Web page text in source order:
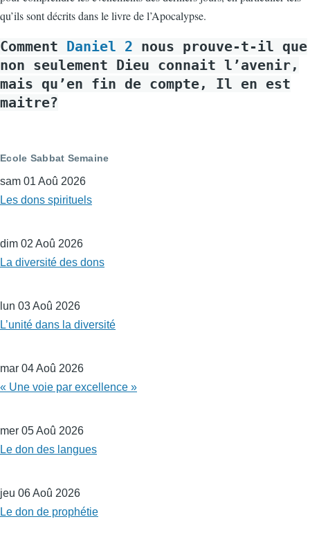
qu’ils sont décrits dans le livre de l’Apocalypse.
Comment Daniel 2 nous prouve-t-il que
non seulement Dieu connait l’avenir,
mais qu’en fin de compte, Il en est
maitre?
Ecole Sabbat Semaine
sam 01 Aoû 2026
Les dons spirituels
dim 02 Aoû 2026
La diversité des dons
lun 03 Aoû 2026
L’unité dans la diversité
mar 04 Aoû 2026
« Une voie par excellence »
mer 05 Aoû 2026
Le don des langues
jeu 06 Aoû 2026
Le don de prophétie